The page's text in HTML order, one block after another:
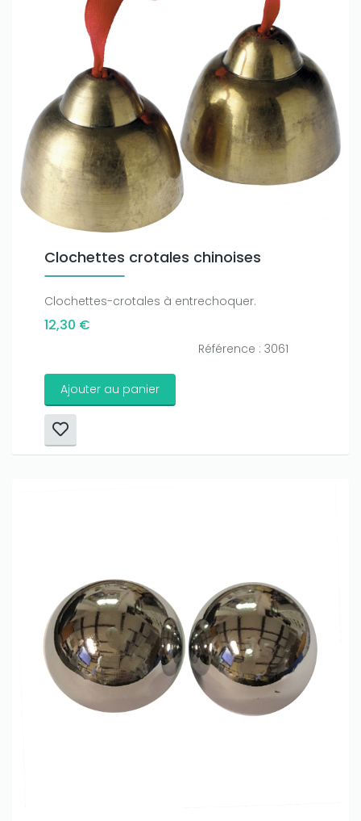
Clochettes crotales chinoises
Clochettes-crotales à entrechoquer.
12,30 €
Référence : 3061
Ajouter au panier